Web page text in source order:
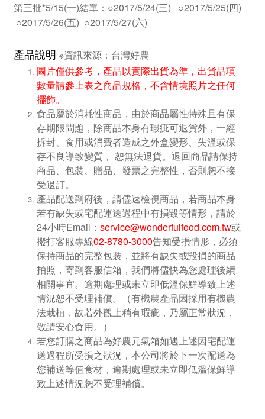
第三批*5/15(一)結單：○2017/5/24(三) ○2017/5/25(四)
○2017/5/26(五) ○2017/5/27(六)
產品說明 ※資訊來源：台灣好農
圖片僅供參考，產品以實際出貨為準，出貨品項
數量請參上表之商品規格，不含情境照片之任何
擺飾。
食品屬於消耗性商品，由於商品屬性特殊且有保
存期限問題，除商品本身有瑕疵可退貨外，一經
拆封、食用或消費者造成之外盒變形、失溫或保
存不良導致變質， 恕無法退貨。退回商品請保持
商品、包裝、贈品、發票之完整性，否則恕不接
受退訂。
產品配送到府後，請儘速檢視商品，若商品本身
若有缺失或宅配運送過程中有損毀等情形，請於
24小時Email：service@wonderfulfood.com.tw或
撥打客服專線02-8780-3000告知受損情形，必須
保持商品的完整包裝，並將有缺失或毀損的商品
拍照，寄到客服信箱，我們將儘快為您處理後續
相關事宜。逾期處理或未立即低溫保鮮導致上述
情況恕不受理補償。（有機農產品因採用有機農
法栽植，故若外觀上稍有瑕疵，乃屬正常狀況，
敬請安心食用。）
若您訂購之商品為好農元氣箱如遇上述因宅配運
送過程所受損之狀況，本公司將於下一次配送為
您補送等值食材，逾期處理或未立即低溫保鮮導
致上述情況恕不受理補償。